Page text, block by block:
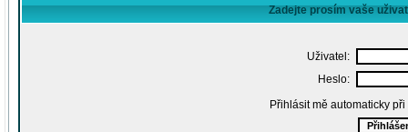
Zadejte prosím vaše
Uživatel:
Heslo:
Přihlásit mě automaticky